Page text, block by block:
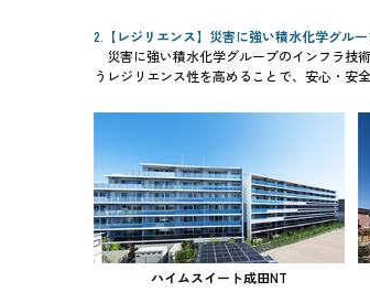
2.【レジリエンス】災害に強い積水化学グル
災害に強い積水化学グループのインフラ技
うレジリエンス性を高めることで、安心・安
ハイムスイート成田NT